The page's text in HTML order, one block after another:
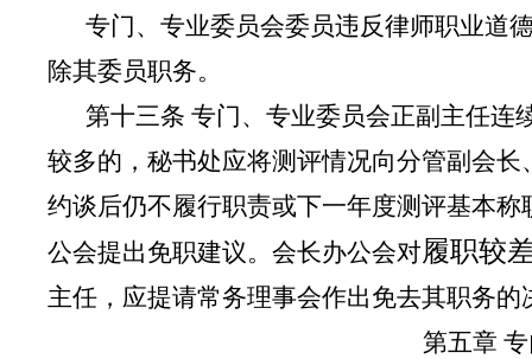
专门、专业委员会委员违反律师职业道
除其委员职务。
第十三条 专门、专业委员会正副主任连
较多的，秘书处应将测评情况向分管副会
约谈后仍不履行职责或下一年度测评基本
公会提出免职建议。会长办公会对履职较
主任，应提请常务理事会作出免去其职务的
第五章